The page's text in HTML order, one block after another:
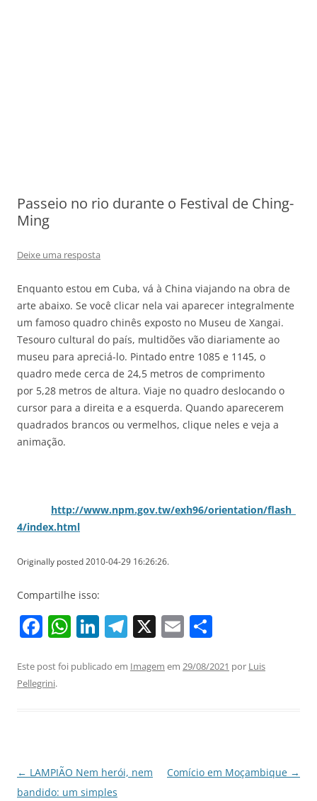
Passeio no rio durante o Festival de Ching-
Ming
Deixe uma resposta
Enquanto estou em Cuba, vá à China viajando na obra de
arte abaixo. Se você clicar nela vai aparecer integralmente
um famoso quadro chinês exposto no Museu de Xangai.
Tesouro cultural do país, multidões vão diariamente ao
museu para apreciá-lo. Pintado entre 1085 e 1145, o
quadro mede cerca de 24,5 metros de comprimento
por 5,28 metros de altura. Viaje no quadro deslocando o
cursor para a direita e a esquerda. Quando aparecerem
quadrados brancos ou vermelhos, clique neles e veja a
animação.
http://www.npm.gov.tw/exh96/orientation/flash_
4/index.html
Originally posted 2010-04-29 16:26:26.
Compartilhe isso:
F
c
e
o
k
W
at
p
Li
k
T
e
X E
ai ar
Este post foi publicado em Imagem em 29/08/2021 por Luis
Pellegrini.
Navegação
de
← LAMPIÃO Nem herói, nem
bandido: um simples
Comício em Moçambique →